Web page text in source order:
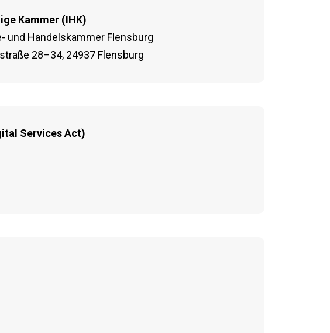
Kammer (IHK)
und Handelskammer Flensburg
28–34, 24937 Flensburg
Services Act)